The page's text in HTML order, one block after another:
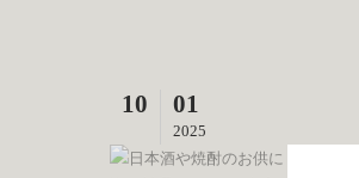
10 01
2025